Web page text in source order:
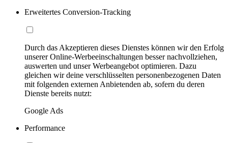
Erweitertes Conversion-Tracking
Durch das Akzeptieren dieses Dienstes können wir den Erfolg
unserer Online-Werbeeinschaltungen besser nachvollziehen,
auswerten und unser Werbeangebot optimieren. Dazu
gleichen wir deine verschlüsselten personenbezogenen Daten
mit folgenden externen Anbietenden ab, sofern du deren
Dienste bereits nutzt:
Google Ads
Performance